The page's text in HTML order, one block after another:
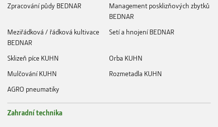
Zpracování půdy BEDNAR
Management posklizňových zbytků
BEDNAR
Meziřádková / řádková kultivace
BEDNAR
Setí a hnojení BEDNAR
Sklizeň píce KUHN
Orba KUHN
Mulčování KUHN
Rozmetadla KUHN
AGRO pneumatiky
Zahradní technika